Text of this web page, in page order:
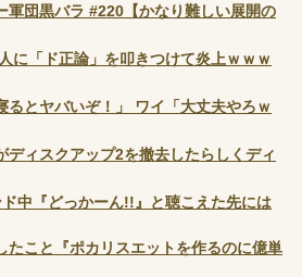
軍団黒バラ #220【かなり難しい展開の
に「ド正論」を叩きつけて炎上ｗｗｗ
るとヤバいぞ！」 ワイ「大丈夫やろｗ
ディスクアップ2を撤去したらしくディ
中『どっかーん!!』と聴こえた先には
たこと『ポカリスエットを作るのに億単